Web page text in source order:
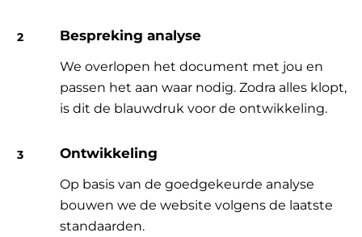
Bespreking analyse
We overlopen het document met jou en
passen het aan waar nodig. Zodra alles klopt,
is dit de blauwdruk voor de ontwikkeling.
Ontwikkeling
Op basis van de goedgekeurde analyse
bouwen we de website volgens de laatste
standaarden.